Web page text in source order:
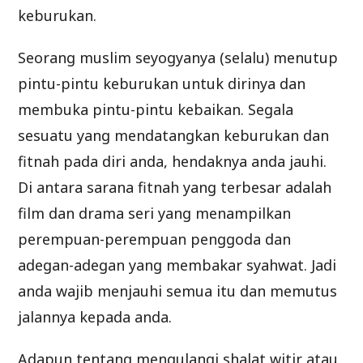
keburukan.
Seorang muslim seyogyanya (selalu) menutup
pintu-pintu keburukan untuk dirinya dan
membuka pintu-pintu kebaikan. Segala
sesuatu yang mendatangkan keburukan dan
fitnah pada diri anda, hendaknya anda jauhi.
Di antara sarana fitnah yang terbesar adalah
film dan drama seri yang menampilkan
perempuan-perempuan penggoda dan
adegan-adegan yang membakar syahwat. Jadi
anda wajib menjauhi semua itu dan memutus
jalannya kepada anda.
Adapun tentang mengulangi shalat witir atau